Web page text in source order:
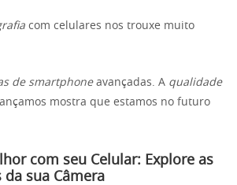
com celulares nos trouxe muito
de smartphoneavançadas. A qualidade
mostra que estamos no futuro
com seu Celular: Explore as
da sua Câmera